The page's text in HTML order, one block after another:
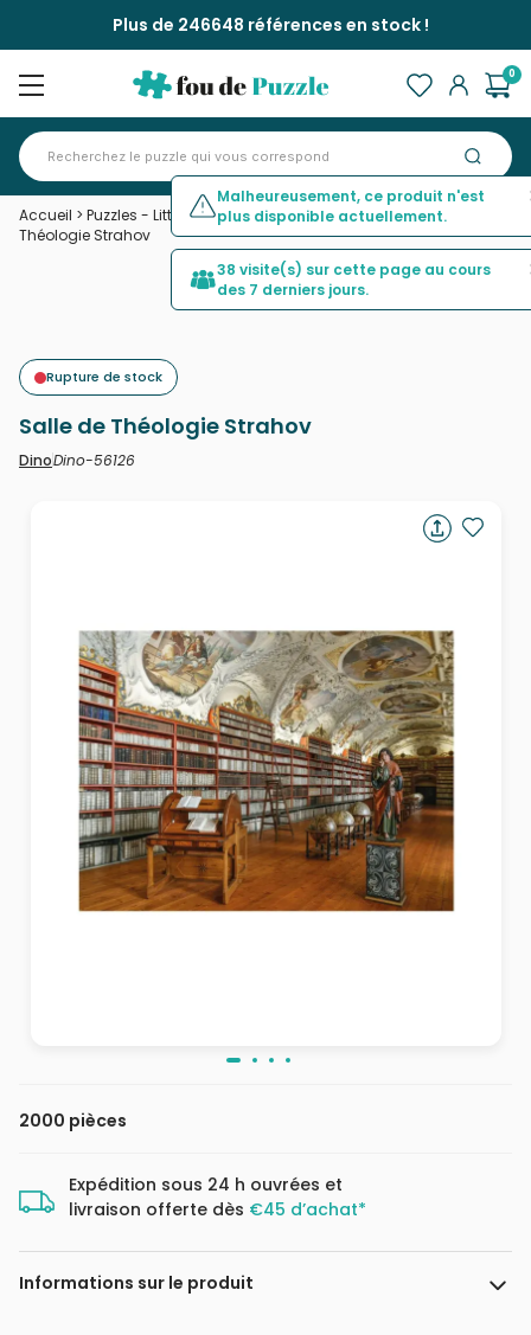
Plus de 246648 références en stock !
0
Accueil > Puzzles - Littérature, Journaux, Magazines >Salle de
Théologie Strahov
Rupture de stock
Salle de Théologie Strahov
DinoDino-56126
2000 pièces
Expédition sous 24 h ouvrées et
livraison offerte dès €45 d’achat*
Informations sur le produit
Malheureusement, ce produit n'est
plus disponible actuellement.
38 visite(s) sur cette page au cours
des 7 derniers jours.